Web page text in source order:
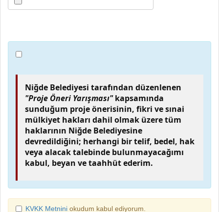
Niğde Belediyesi tarafından düzenlenen
"Proje Öneri Yarışması"kapsamında
sunduğum proje önerisinin, fikri ve sınai
mülkiyet hakları dahil olmak üzere tüm
haklarının Niğde Belediyesine
devredildiğini; herhangi bir telif, bedel, hak
veya alacak talebinde bulunmayacağımı
kabul, beyan ve taahhüt ederim.
KVKK Metnini okudum kabul ediyorum.